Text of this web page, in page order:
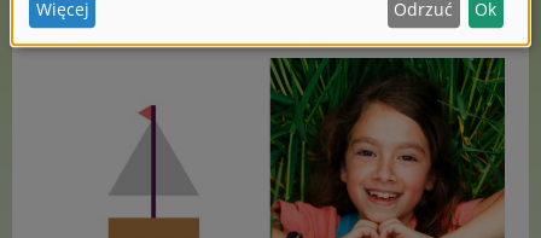
mediach społecznościowych:
LinkedIn